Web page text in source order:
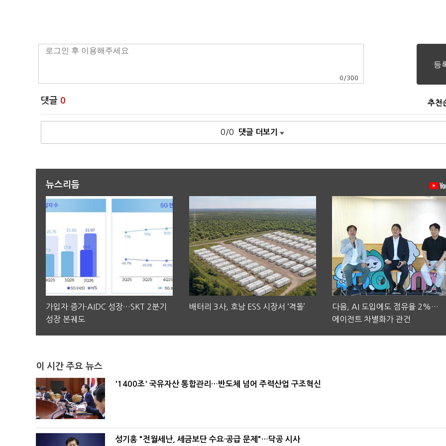
0 /300
댓글 0 추천
0/0 댓글 더보기
뉴스리듬
가입자 증가·AIDC 성장…SKT 2분기
성장 본궤도
배터리 3사, 호남 ESS 시장서 ‘격돌’
다음, AI 도입에도 점유율 2%…
에이전트 차별화가 관건
이 시간 주요 뉴스
'1400조' 국유자산 통합관리…반도체 넘어 주력산업 구조혁신
성기홍 "전월세난, 세금보단 수요·공급 문제"…닥공 시사